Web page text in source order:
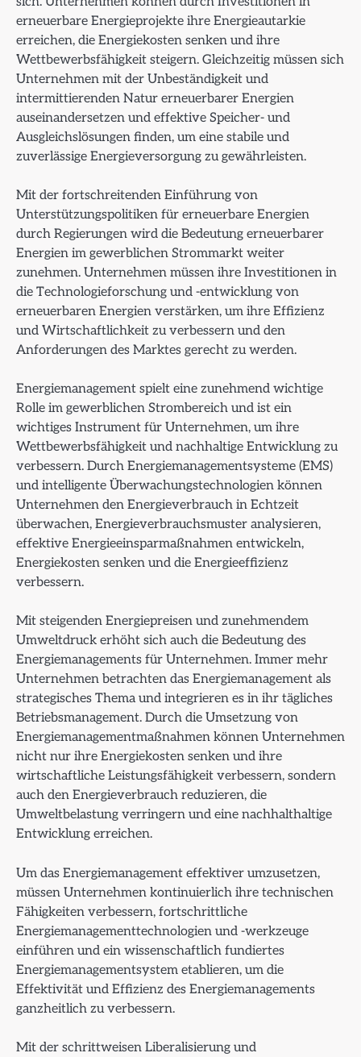
erneuerbare Energieprojekte ihre Energieautarkie
erreichen, die Energiekosten senken und ihre
Wettbewerbsfähigkeit steigern. Gleichzeitig müssen sich
Unternehmen mit der Unbeständigkeit und
intermittierenden Natur erneuerbarer Energien
auseinandersetzen und effektive Speicher- und
Ausgleichslösungen finden, um eine stabile und
zuverlässige Energieversorgung zu gewährleisten.
Mit der fortschreitenden Einführung von
Unterstützungspolitiken für erneuerbare Energien
durch Regierungen wird die Bedeutung erneuerbarer
Energien im gewerblichen Strommarkt weiter
zunehmen. Unternehmen müssen ihre Investitionen in
die Technologieforschung und -entwicklung von
erneuerbaren Energien verstärken, um ihre Effizienz
und Wirtschaftlichkeit zu verbessern und den
Anforderungen des Marktes gerecht zu werden.
Energiemanagement spielt eine zunehmend wichtige
Rolle im gewerblichen Strombereich und ist ein
wichtiges Instrument für Unternehmen, um ihre
Wettbewerbsfähigkeit und nachhaltige Entwicklung zu
verbessern. Durch Energiemanagementsysteme (EMS)
und intelligente Überwachungstechnologien können
Unternehmen den Energieverbrauch in Echtzeit
überwachen, Energieverbrauchsmuster analysieren,
effektive Energieeinsparmaßnahmen entwickeln,
Energiekosten senken und die Energieeffizienz
verbessern.
Mit steigenden Energiepreisen und zunehmendem
Umweltdruck erhöht sich auch die Bedeutung des
Energiemanagements für Unternehmen. Immer mehr
Unternehmen betrachten das Energiemanagement als
strategisches Thema und integrieren es in ihr tägliches
Betriebsmanagement. Durch die Umsetzung von
Energiemanagementmaßnahmen können Unternehmen
nicht nur ihre Energiekosten senken und ihre
wirtschaftliche Leistungsfähigkeit verbessern, sondern
auch den Energieverbrauch reduzieren, die
Umweltbelastung verringern und eine nachhalthaltige
Entwicklung erreichen.
Um das Energiemanagement effektiver umzusetzen,
müssen Unternehmen kontinuierlich ihre technischen
Fähigkeiten verbessern, fortschrittliche
Energiemanagementtechnologien und -werkzeuge
einführen und ein wissenschaftlich fundiertes
Energiemanagementsystem etablieren, um die
Effektivität und Effizienz des Energiemanagements
ganzheitlich zu verbessern.
Mit der schrittweisen Liberalisierung und